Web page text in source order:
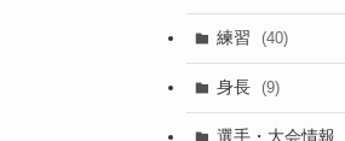
練習 (40)
身長 (9)
選手・大会情報